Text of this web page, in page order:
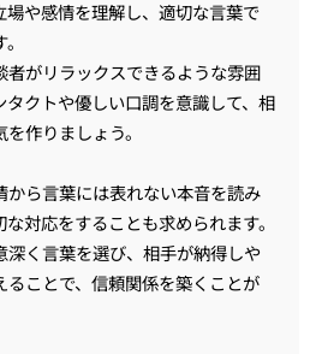
や感情を理解し、適切な言葉で
者がリラックスできるような雰囲
クトや優しい口調を意識して、相
作りましょう。
から言葉には表れない本音を読み
対応をすることも求められます。
く言葉を選び、相手が納得しや
ことで、信頼関係を築くことが